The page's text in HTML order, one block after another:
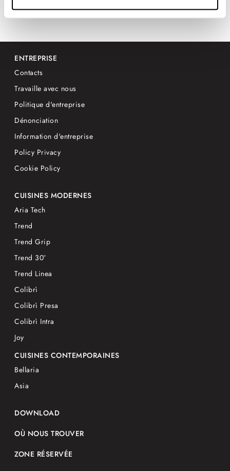
ENTREPRISE
Contacts
Travaille avec nous
Politique d'entreprise
Dénonciation
Information d'entreprise
Policy Privacy
Cookie Policy
CUISINES MODERNES
Aria Tech
Trend
Trend Grip
Trend 30°
Trend Linea
Colibrì
Colibrì Presa
Colibrì Intra
Joy
CUISINES CONTEMPORAINES
Bellaria
Asia
DOWNLOAD
OÙ NOUS TROUVER
ZONE RÉSERVÉE